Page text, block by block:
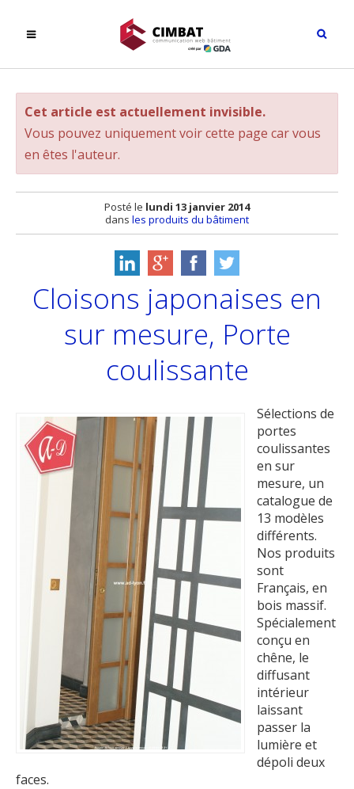
Cet article est actuellement invisible.
Vous pouvez uniquement voir cette page car vous
en êtes l'auteur.
Posté le lundi 13 janvier 2014
dans les produits du bâtiment
Cloisons japonaises en
sur mesure, Porte
coulissante
Sélections de
portes
coulissantes
en sur
mesure, un
catalogue de
13 modèles
différents.
Nos produits
sont
Français, en
bois massif.
Spécialement
conçu en
chêne, le
diffusant
intérieur
laissant
passer la
lumière et
dépoli deux
faces.